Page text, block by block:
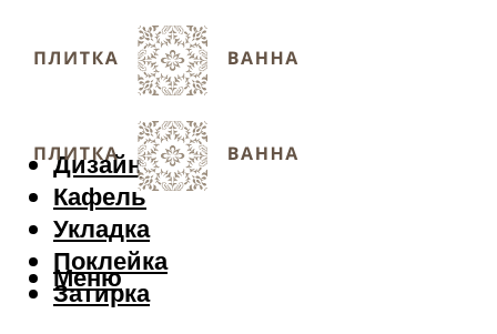
Дизайн
Кафель
Укладка
Поклейка
Затирка
Меню